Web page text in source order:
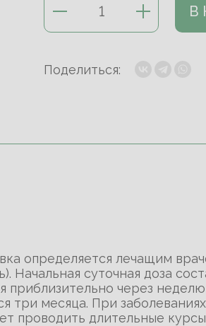
В
Поделиться:
определяется лечащим
Начальная суточная доза
приблизительно через
три месяца. При
проводить длительные